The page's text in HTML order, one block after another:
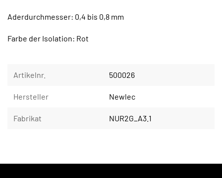
Aderdurchmesser: 0,4 bis 0,8 mm
Farbe der Isolation: Rot
Artikelnr. 500026
Hersteller Newlec
Fabrikat NUR2G_A3.1